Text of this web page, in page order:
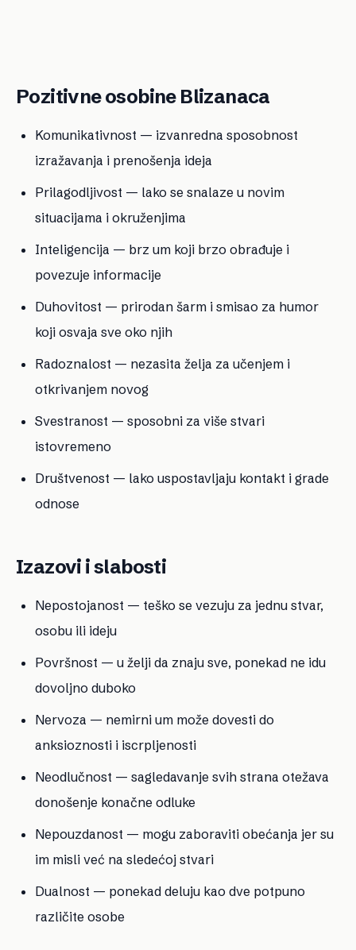
Pozitivne osobine Blizanaca
Komunikativnost — izvanredna sposobnost
izražavanja i prenošenja ideja
Prilagodljivost — lako se snalaze u novim
situacijama i okruženjima
Inteligencija — brz um koji brzo obrađuje i
povezuje informacije
Duhovitost — prirodan šarm i smisao za humor
koji osvaja sve oko njih
Radoznalost — nezasita želja za učenjem i
otkrivanjem novog
Svestranost — sposobni za više stvari
istovremeno
Društvenost — lako uspostavljaju kontakt i grade
odnose
Izazovi i slabosti
Nepostojanost — teško se vezuju za jednu stvar,
osobu ili ideju
Površnost — u želji da znaju sve, ponekad ne idu
dovoljno duboko
Nervoza — nemirni um može dovesti do
anksioznosti i iscrpljenosti
Neodlučnost — sagledavanje svih strana otežava
donošenje konačne odluke
Nepouzdanost — mogu zaboraviti obećanja jer su
im misli već na sledećoj stvari
Dualnost — ponekad deluju kao dve potpuno
različite osobe